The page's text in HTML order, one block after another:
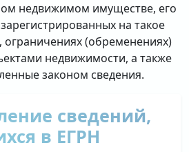
недвижимом имуществе, его
на такое
(обременениях)
недвижимости, а также
законом сведения.
сведений,
в ЕГРН